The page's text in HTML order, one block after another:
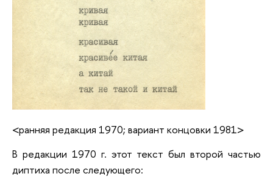
<ранняя редакция 1970; вариант концовки 1981>
В редакции 1970 г. этот текст был второй частью
диптиха после следующего: